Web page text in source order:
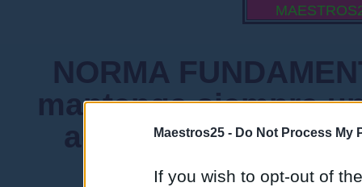
Maestros25 - Do Not Process My
If you wish to opt-out of
NORMA
mantenga siempre
admiten mensajes
instituciones